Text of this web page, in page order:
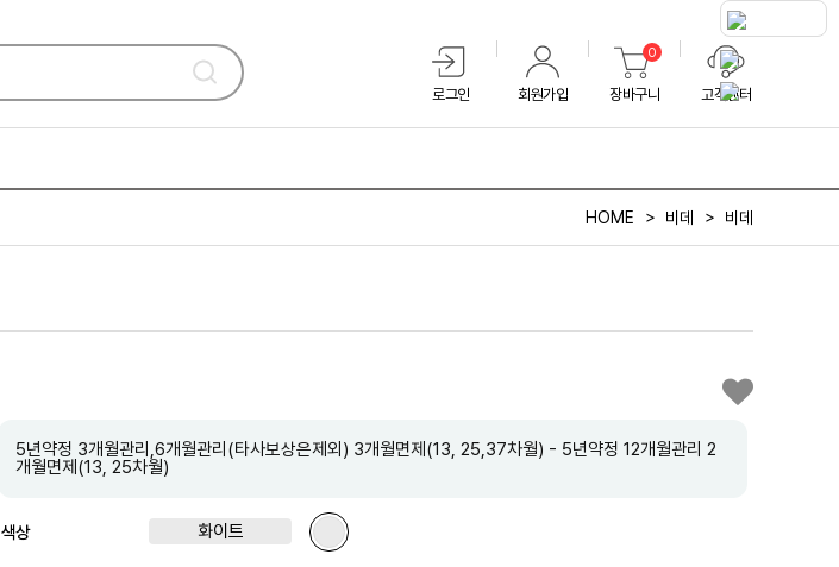
로그인 회원가입
0
장바구니 고객센터
HOME 비데 비데
5년약정 3개월관리,6개월관리(타사보상은제외) 3개월면제(13, 25,37차월) - 5년약정 12개월관리 2
개월면제(13, 25차월)
색상 화이트